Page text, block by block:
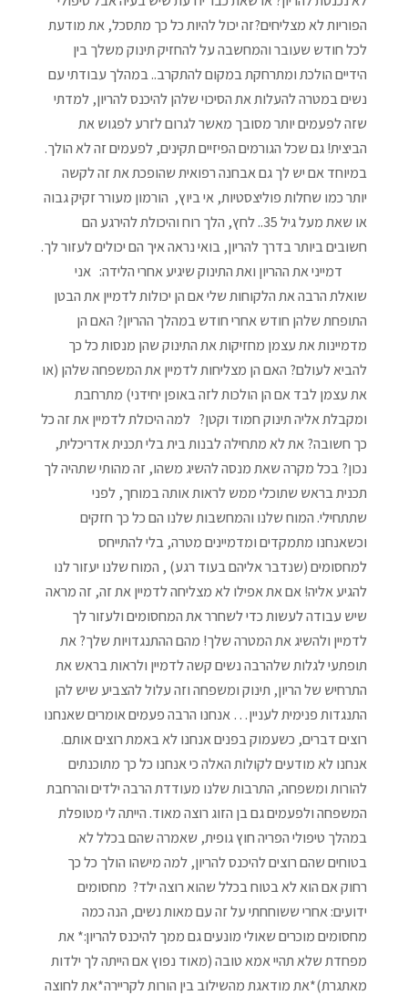
הפוריות לא מצליחים?זה יכול להיות כל כך מתסכל, את מודעת
לכל חודש שעובר והמחשבה על להחזיק תינוק משלך בין
הידיים הולכת ומתרחקת במקום להתקרב.. במהלך עבודתי עם
נשים במטרה להעלות את הסיכוי שלהן להיכנס להריון, למדתי
שזה לפעמים יותר מסובך מאשר לגרום לזרע לפגוש את
הביצית! גם שכל הגורמים הפיזיים תקינים, לפעמים זה לא הולך.
במיוחד אם יש לך גם אבחנה רפואית שהופכת את זה לקשה
יותר כמו שחלות פוליצסטיות, אי ביוץ, הורמון מעורר זקיק גבוה
או שאת מעל גיל 35.. לחץ, הלך רוח והיכולת להירגע הם
חשובים ביותר בדרך להריון, בואי נראה איך הם יכולים לעזור לך.
דמייני את ההריון ואת התינוק שיגיע אחרי הלידה: אני
שואלת הרבה את הלקוחות שלי אם הן יכולות לדמיין את הבטן
התופחת שלהן חודש אחרי חודש במהלך ההריון? האם הן
מדמיינות את עצמן מחזיקות את התינוק שהן מנסות כל כך
להביא לעולם? האם הן מצליחות לדמיין את המשפחה שלהן (או
את עצמן לבד אם הן הולכות לזה באופן יחידני) מתרחבת
ומקבלת אליה תינוק חמוד וקטן? למה היכולת לדמיין את זה כל
כך חשובה? את לא מתחילה לבנות בית בלי תכנית אדריכלית,
נכון? בכל מקרה שאת מנסה להשיג משהו, זה מהותי שתהיה לך
תכנית בראש שתוכלי ממש לראות אותה במוחך, לפני
שתתחילי. המוח שלנו והמחשבות שלנו הם כל כך חזקים
וכשאנחנו מתמקדים ומדמיינים מטרה, בלי להתייחס
למחסומים (שנדבר אליהם בעוד רגע) , המוח שלנו יעזור לנו
להגיע אליה! אם את אפילו לא מצליחה לדמיין את זה, זה מראה
שיש עבודה לעשות כדי לשחרר את המחסומים ולעזור לך
לדמיין ולהשיג את המטרה שלך! מהם ההתנגדויות שלך? את
תופתעי לגלות שלהרבה נשים קשה לדמיין ולראות בראש את
התרחיש של הריון, תינוק ומשפחה וזה עלול להצביע שיש להן
התנגדות פנימית לעניין… אנחנו הרבה פעמים אומרים שאנחנו
רוצים דברים, כשעמוק בפנים אנחנו לא באמת רוצים אותם.
אנחנו לא מודעים לקולות האלה כי אנחנו כל כך מתוכנתים
להורות ומשפחה, התרבות שלנו מעודדת הרבה ילדים והרחבת
המשפחה ולפעמים גם בן הזוג רוצה מאוד. הייתה לי מטופלת
במהלך טיפולי הפריה חוץ גופית, שאמרה שהם בכלל לא
בטוחים שהם רוצים להיכנס להריון, למה מישהו הולך כל כך
רחוק אם הוא לא בטוח בכלל שהוא רוצה ילד? מחסומים
ידועים: אחרי ששוחחתי על זה עם מאות נשים, הנה כמה
מחסומים מוכרים שאולי מונעים גם ממך להיכנס להריון:* את
מפחדת שלא תהיי אמא טובה (מאוד נפוץ אם הייתה לך ילדות
מאתגרת)*את מודאגת מהשילוב בין הורות לקריירה*את לחוצה